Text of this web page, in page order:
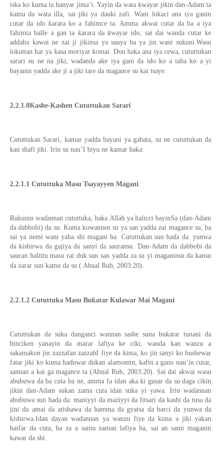
iska ko kuma ta hanyar jima’i. Yayin da wata ƙwayar jikin ɗan-Adam ta
kamu da wata illa, sai jiki ya ɗauki zafi. Wani lokaci ana iya ganin
cutar da ido ƙarara ko a fahimce ta. Amma akwai cutar da ba a iya
fahimta balle a gan ta ƙarara da ƙwayar ido, sai dai wanda cutar ke
addaba kawai ne zai ji jikinsa ya sauya ba ya jin wani sukuni.Wasu
lokuttan har ya kasa moriyar komai. Don haka ana iya cewa, cututtukan
sarari su ne na jiki, waɗanda ake iya gani da ido ko a taɓa ko a yi
bayanin yadda ake ji a jiki tare da magance su kai tsaye.
2.2.1.0Kashe-Kashen Cututtukan Sarari
Cututtukan Sarari, kamar yadda bayani ya gabata, su ne cututtukan da
kan shafi jiki. Irin su nau’I biyu ne kamar haka:
2.2.1.1 Cututtuka Masu Tsayayyen Magani
Rukunin waɗannan cututtuka, haka Allah ya halicci bayinSa (ɗan-Adam
da dabbobi) da su. Kuma kowannen su ya san yadda zai magance su, ba
sai ya nemi wani yaba shi magani ba. Cututtukan sun haɗa da: yunwa
da ƙishirwa da gajiya da sanyi da sauransu. Ɗan-Adam da dabbobi da
sauran halittu masu rai duk sun san yadda za su yi maganinsu da kansu
da zarar sun kamu da su ( Abual Rub, 2003:20).
2.2.1.2 Cututtuka Masu Buƙatar Kulawar Mai Magani
Cututtukan da suka danganci wannan sashe suna buƙatar tunani da
binciken yanayin da marar lafiya ke ciki, wanda kan wanzu a
sakamakon jin zazzafan zazzaɓI fiye da kima, ko jin sanyi ko bushewar
fatar jiki ko kuma haɗuwar dukan alamomin, kafin a gano nau’in cutar,
sannan a kai ga magance ta (Abual Rub, 2003:20). Sai dai akwai wasu
abubuwa da ba cuta ba ne, amma fa idan aka ƙi gusar da su daga cikin
jikin ɗan-Adam sukan zama cuta idan suka yi yawa. Irin waɗannan
abubuwa sun haɗa da: maniyyi da maziyyi da fitsari da kashi da tusa da
jini da amai da atishawa da hamma da gyatsa da barci da yunwa da
kishirwa.Idan ɗayan waɗannan ya wanzu fiye da kima a jiki yakan
haifar da cuta, ba za a samu zaman lafiya ba, sai an sami maganin
kawar da shi.